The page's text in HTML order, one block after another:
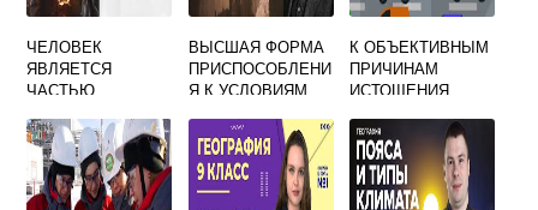
ЧЕЛОВЕК
ЯВЛЯЕТСЯ
ЧАСТЬЮ
ВЫСШАЯ ФОРМА
ПРИСПОСОБЛЕНИ
Я К УСЛОВИЯМ
СРЕДЫ
К ОБЪЕКТИВНЫМ
ПРИЧИНАМ
ИСТОЩЕНИЯ
РАЗРУШЕНИЯ
ПРИРОДНОЙ
СРЕДЫ
ОТНОСИТСЯ